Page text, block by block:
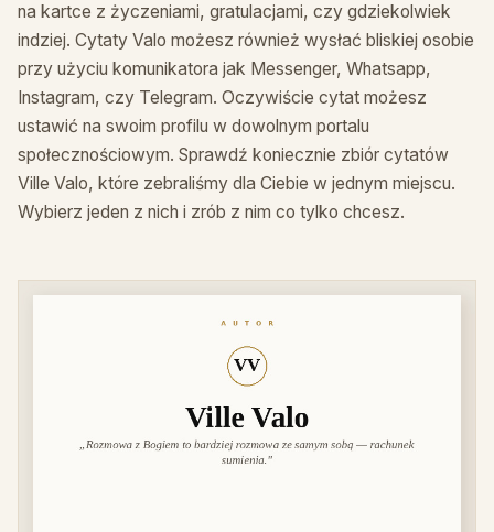
na kartce z życzeniami, gratulacjami, czy gdziekolwiek
indziej. Cytaty Valo możesz również wysłać bliskiej osobie
przy użyciu komunikatora jak Messenger, Whatsapp,
Instagram, czy Telegram. Oczywiście cytat możesz
ustawić na swoim profilu w dowolnym portalu
społecznościowym. Sprawdź koniecznie zbiór cytatów
Ville Valo, które zebraliśmy dla Ciebie w jednym miejscu.
Wybierz jeden z nich i zrób z nim co tylko chcesz.